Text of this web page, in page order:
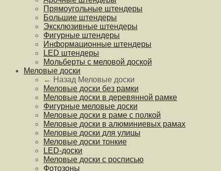
Прямоугольные штендеры
Большие штендеры
Эксклюзивные штендеры
Фигурные штендеры
Информационные штендеры
LED штендеры
Мольберты с меловой доской
Меловые доски
← Назад Меловые доски
Меловые доски без рамки
Меловые доски в деревянной рамке
Фигурные меловые доски
Меловые доски в раме с полкой
Меловые доски в алюминиевых рамах
Меловые доски для улицы
Меловые доски тонкие
LED-доски
Меловые доски с росписью
Фотозоны